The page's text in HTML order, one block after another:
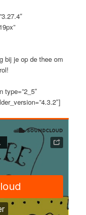
bij je op de thee om
type=”2_5″